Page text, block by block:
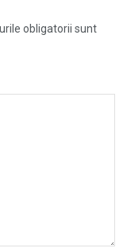
obligatorii sunt